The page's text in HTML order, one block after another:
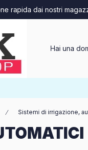
rapida dai nostri
Hai una
Sistemi di irrigazione,